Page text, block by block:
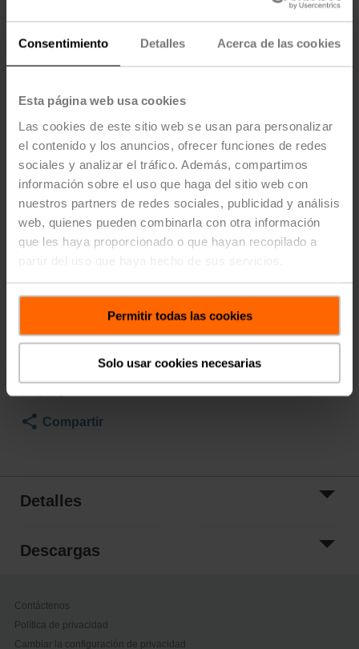
Consentimiento Detalles Acerca de las cookies
Esta página web usa cookies
Las cookies de este sitio web se usan para personalizar
el contenido y los anuncios, ofrecer funciones de redes
sociales y analizar el tráfico. Además, compartimos
información sobre el uso que haga del sitio web con
nuestros partners de redes sociales, publicidad y análisis
web, quienes pueden combinarla con otra información
que les haya proporcionado o que hayan recopilado a
Permitir todas las cookies
Solo usar cookies necesarias
WLF.1 US
Kit de acoplamiento para B2, B3 CCV
Agregar al
carrito
Añadir a la lista
Compartir
Detalles
Descargas
Contáctenos
Política de privacidad
Cambiar la configuración de privacidad